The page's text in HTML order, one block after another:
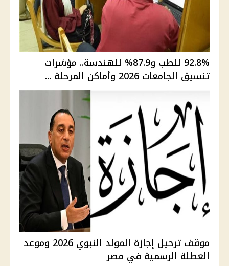
92.8% للطب و87.9% للهندسة.. مؤشرات
تنسيق الجامعات 2026 وأماكن المرحلة ...
موقف ترحيل إجازة المولد النبوي 2026 وموعد
العطلة الرسمية في مصر